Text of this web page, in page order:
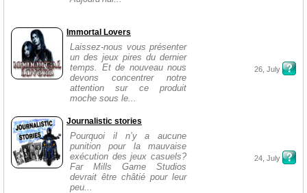
Immortal Lovers
Laissez-nous vous présenter
un des jeux pires du dernier
temps. Et de nouveau nous
devons concentrer notre
attention sur ce produit
moche sous le...
26, July
Journalistic stories
Pourquoi il n’y a aucune
punition pour la mauvaise
exécution des jeux casuels?
Far Mills Game Studios
devrait être châtié pour leur
peu...
24, July